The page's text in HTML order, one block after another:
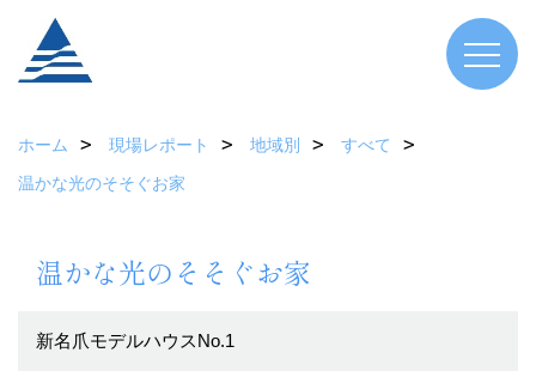
ホーム 現場レポート 地域別
すべて
温かな光のそそぐお家
温かな光のそそぐお家
新名爪モデルハウスNo.1